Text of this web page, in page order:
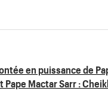
en puissance de
Pape Mactar Sarr :